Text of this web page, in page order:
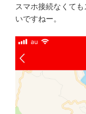
スマホ接続なくて
いですねー。